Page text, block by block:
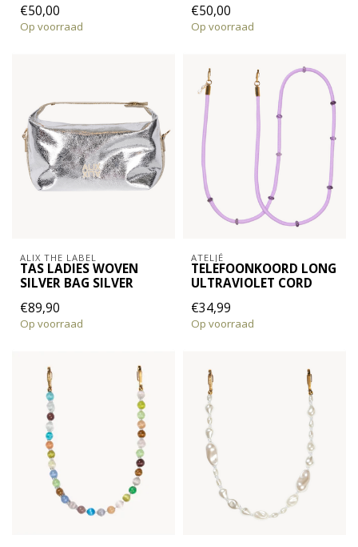
€50,00
Op voorraad
€50,00
Op voorraad
ALIX THE LABEL
TAS LADIES WOVEN
SILVER BAG SILVER
€89,90
Op voorraad
ATELJÉ
TELEFOONKOORD LONG
ULTRAVIOLET CORD
€34,99
Op voorraad